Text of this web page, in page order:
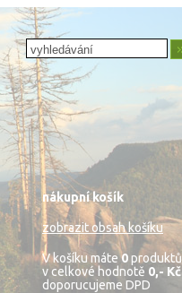
nákupní košík
zobrazit obsah košíku
V košíku máte0produktů
v celkové hodnotě 0,- Kč
doporucujeme DPD